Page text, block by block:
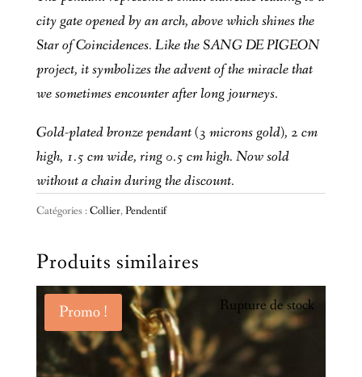
city gate opened by an arch, above which shines the
Star of Coincidences. Like the SANG DE PIGEON
project, it symbolizes the advent of the miracle that
we sometimes encounter after long journeys.
Gold-plated bronze pendant (3 microns gold), 2 cm
high, 1.5 cm wide, ring 0.5 cm high. Now sold
without a chain during the discount.
Catégories :Collier,Pendentif
Produits similaires
Promo ! Rupture de stock